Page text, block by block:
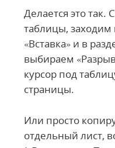
Делается это
таблицы, заходим
«Вставка» и в
выбираем
курсор под
страницы.
Или просто
отдельный лист,